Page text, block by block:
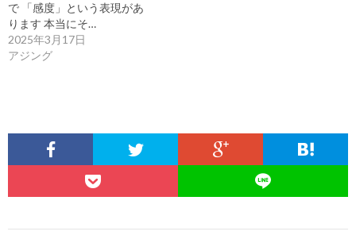
で 「感度」という表現があ
ります 本当にそ…
2025年3月17日
アジング